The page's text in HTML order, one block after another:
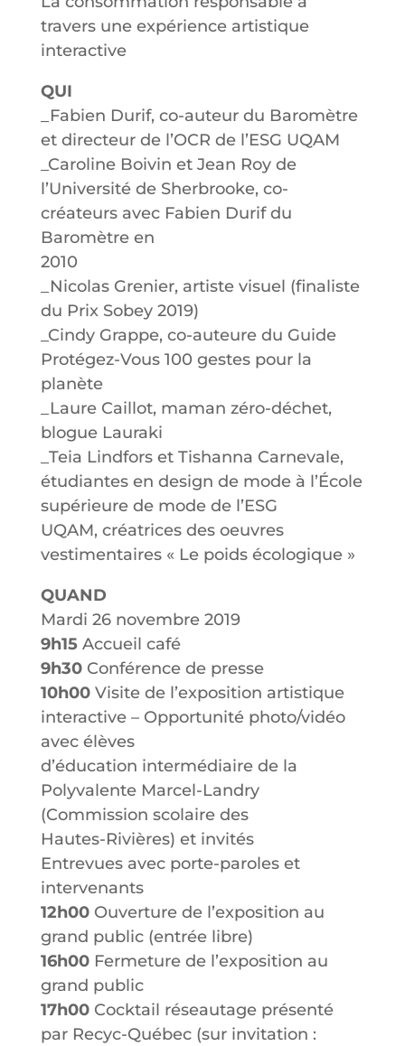
travers une expérience artistique
interactive
QUI
_Fabien Durif, co-auteur du Baromètre
et directeur de l’OCR de l’ESG UQAM
_Caroline Boivin et Jean Roy de
l’Université de Sherbrooke, co-
créateurs avec Fabien Durif du
Baromètre en
2010
_Nicolas Grenier, artiste visuel (finaliste
du Prix Sobey 2019)
_Cindy Grappe, co-auteure du Guide
Protégez-Vous 100 gestes pour la
planète
_Laure Caillot, maman zéro-déchet,
blogue Lauraki
_Teia Lindfors et Tishanna Carnevale,
étudiantes en design de mode à l’École
supérieure de mode de l’ESG
UQAM, créatrices des oeuvres
vestimentaires « Le poids écologique »
QUAND
Mardi 26 novembre 2019
9h15Accueil café
9h30Conférence de presse
10h00Visite de l’exposition artistique
interactive – Opportunité photo/vidéo
avec élèves
d’éducation intermédiaire de la
Polyvalente Marcel-Landry
(Commission scolaire des
Hautes-Rivières) et invités
Entrevues avec porte-paroles et
intervenants
12h00Ouverture de l’exposition au
grand public (entrée libre)
16h00Fermeture de l’exposition au
grand public
17h00Cocktail réseautage présenté
par Recyc-Québec (sur invitation :